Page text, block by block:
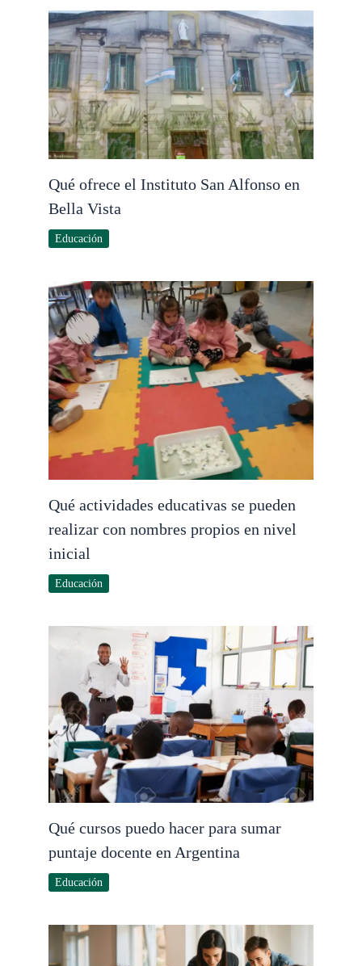
Qué ofrece el Instituto San Alfonso en
Bella Vista
Educación
Qué actividades educativas se pueden
realizar con nombres propios en nivel
inicial
Educación
Qué cursos puedo hacer para sumar
puntaje docente en Argentina
Educación